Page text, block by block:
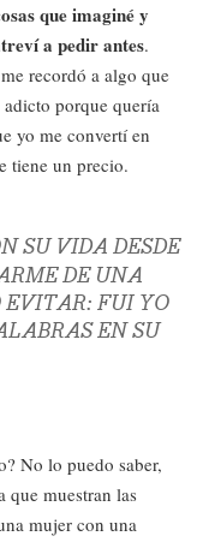
que imaginé y
a pedir antes.
recordó a algo que
porque quería
yo me convertí en
tiene un precio.
SU VIDA DESDE
DE UNA
EVITAR: FUI YO
EN SU
No lo puedo saber,
que muestran las
mujer con una